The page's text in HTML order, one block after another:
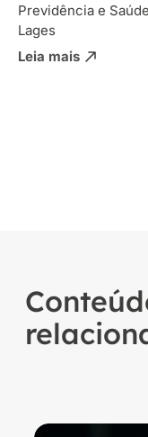
Previdência e
Lages
Leia mais